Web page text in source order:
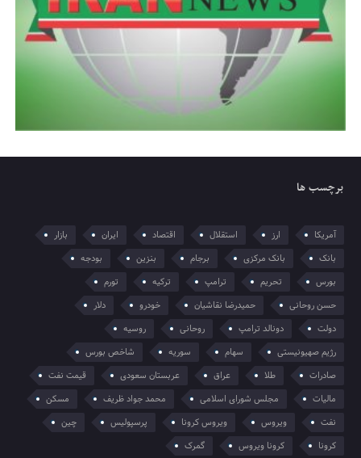
برچسب ها
آمریکا ارز استقلال اقتصاد ایران
بازار
بانک
بانک مرکزی برجام بنزین
بودجه
بورس
تحریم ترامپ ترکیه
تورم
حسن روحانی
حمیدرضا نقاشیان خودرو
دلار
دولت
دونالد ترامپ روحانی
روسیه
رژیم صهیونیستی
سهام سوریه
شاخص بورس
صادرات
طلا عراق عربستان سعودی
قیمت نفت
مالیات
مجلس شورای اسلامی محمد جواد ظریف
مسکن
نفت
ویروس ویروس کرونا پرسپولیس
چین
کرونا
کرونا ویروس گمرک